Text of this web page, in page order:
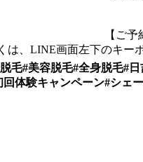
【ご
は、LINE画面左下のキー
毛#美容脱毛#全身脱毛
体験キャンペーン#シェ